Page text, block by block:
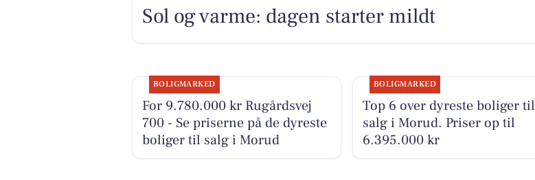
Sol og varme: dagen starter mildt
BOLIGMARKED
For 9.780.000 kr Rugårdsvej
700 - Se priserne på de dyreste
boliger til salg i Morud
BOLIGMARKED
Top 6 over dyreste boliger til
salg i Morud. Priser op til
6.395.000 kr